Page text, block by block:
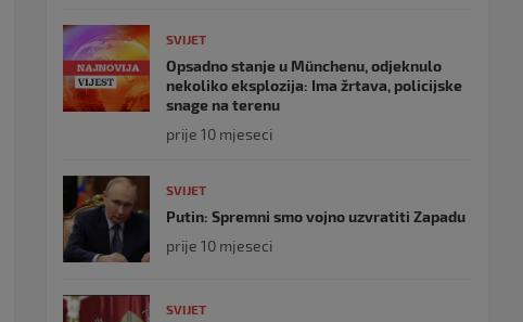
SVIJET
Opsadno stanje u Münchenu, odjeknulo
nekoliko eksplozija: Ima žrtava, policijske
snage na terenu
prije 10 mjeseci
SVIJET
Putin: Spremni smo vojno uzvratiti Zapadu
prije 10 mjeseci
SVIJET